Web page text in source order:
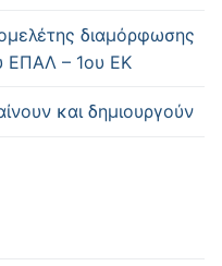
διαμόρφωσης
ΕΠΑΛ – 1ου ΕΚ
και δημιουργούν